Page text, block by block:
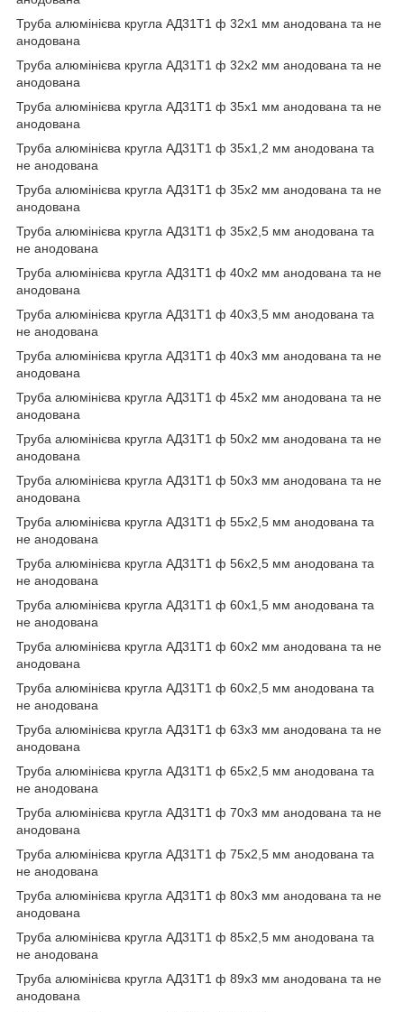
Труба алюмінієва кругла АД31Т1 ф 32х1 мм анодована та не
анодована
Труба алюмінієва кругла АД31Т1 ф 32х2 мм анодована та не
анодована
Труба алюмінієва кругла АД31Т1 ф 35х1 мм анодована та не
анодована
Труба алюмінієва кругла АД31Т1 ф 35х1,2 мм анодована та
не анодована
Труба алюмінієва кругла АД31Т1 ф 35х2 мм анодована та не
анодована
Труба алюмінієва кругла АД31Т1 ф 35х2,5 мм анодована та
не анодована
Труба алюмінієва кругла АД31Т1 ф 40х2 мм анодована та не
анодована
Труба алюмінієва кругла АД31Т1 ф 40х3,5 мм анодована та
не анодована
Труба алюмінієва кругла АД31Т1 ф 40х3 мм анодована та не
анодована
Труба алюмінієва кругла АД31Т1 ф 45х2 мм анодована та не
анодована
Труба алюмінієва кругла АД31Т1 ф 50х2 мм анодована та не
анодована
Труба алюмінієва кругла АД31Т1 ф 50х3 мм анодована та не
анодована
Труба алюмінієва кругла АД31Т1 ф 55х2,5 мм анодована та
не анодована
Труба алюмінієва кругла АД31Т1 ф 56х2,5 мм анодована та
не анодована
Труба алюмінієва кругла АД31Т1 ф 60х1,5 мм анодована та
не анодована
Труба алюмінієва кругла АД31Т1 ф 60х2 мм анодована та не
анодована
Труба алюмінієва кругла АД31Т1 ф 60х2,5 мм анодована та
не анодована
Труба алюмінієва кругла АД31Т1 ф 63х3 мм анодована та не
анодована
Труба алюмінієва кругла АД31Т1 ф 65х2,5 мм анодована та
не анодована
Труба алюмінієва кругла АД31Т1 ф 70х3 мм анодована та не
анодована
Труба алюмінієва кругла АД31Т1 ф 75х2,5 мм анодована та
не анодована
Труба алюмінієва кругла АД31Т1 ф 80х3 мм анодована та не
анодована
Труба алюмінієва кругла АД31Т1 ф 85х2,5 мм анодована та
не анодована
Труба алюмінієва кругла АД31Т1 ф 89х3 мм анодована та не
анодована